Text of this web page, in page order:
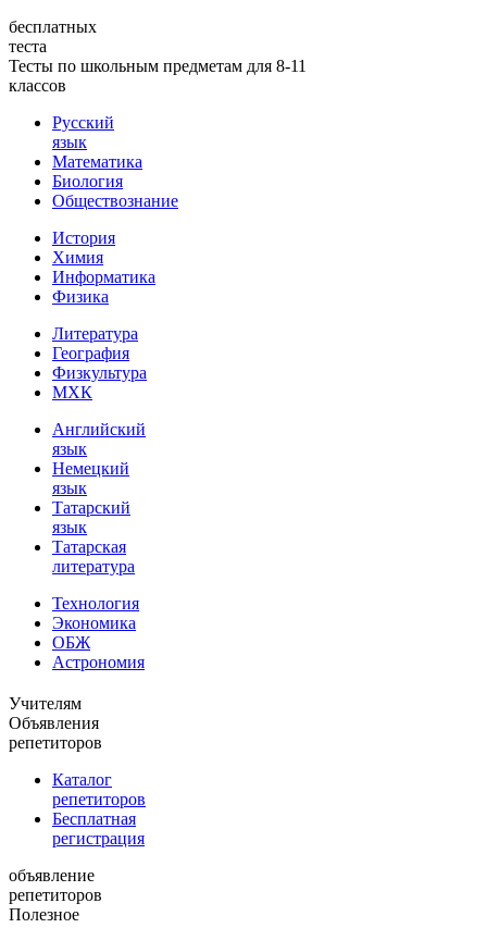
бесплатных
теста
Тесты по школьным предметам для 8-11
классов
Русский
язык
Математика
Биология
Обществознание
История
Химия
Информатика
Физика
Литература
География
Физкультура
МХК
Английский
язык
Немецкий
язык
Татарский
язык
Татарская
литература
Технология
Экономика
ОБЖ
Астрономия
Учителям
Объявления
репетиторов
Каталог
репетиторов
Бесплатная
регистрация
объявление
репетиторов
Полезное